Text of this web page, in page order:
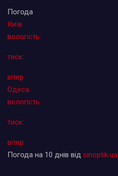
Погода
Київ
вологість:
тиск:
вітер:
Одеса
вологість:
тиск:
вітер:
Погода на 10 днів від sinoptik.ua